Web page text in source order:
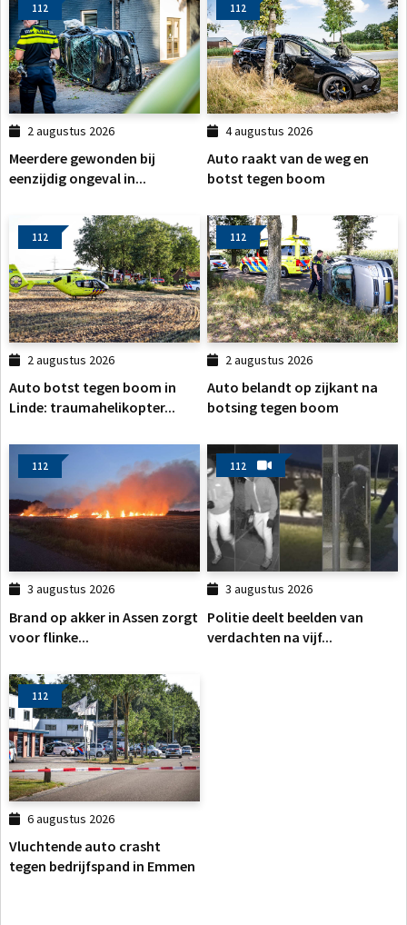
112
2 augustus 2026
Meerdere gewonden bij
eenzijdig ongeval in...
112
4 augustus 2026
Auto raakt van de weg en
botst tegen boom
112
2 augustus 2026
Auto botst tegen boom in
Linde: traumahelikopter...
112
2 augustus 2026
Auto belandt op zijkant na
botsing tegen boom
112
3 augustus 2026
Brand op akker in Assen zorgt
voor flinke...
112
3 augustus 2026
Politie deelt beelden van
verdachten na vijf...
112
6 augustus 2026
Vluchtende auto crasht
tegen bedrijfspand in Emmen